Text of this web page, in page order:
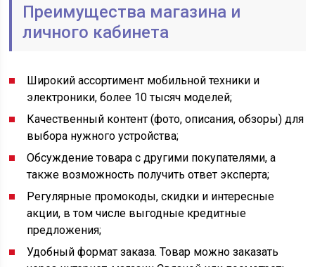
Преимущества магазина и
личного кабинета
Широкий ассортимент мобильной техники и
электроники, более 10 тысяч моделей;
Качественный контент (фото, описания, обзоры) для
выбора нужного устройства;
Обсуждение товара с другими покупателями, а
также возможность получить ответ эксперта;
Регулярные промокоды, скидки и интересные
акции, в том числе выгодные кредитные
предложения;
Удобный формат заказа. Товар можно заказать